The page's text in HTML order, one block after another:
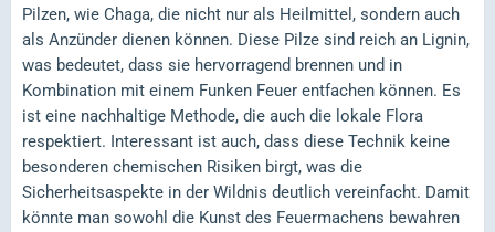
Pilzen, wie Chaga, die nicht nur als Heilmittel, sondern auch
als Anzünder dienen können. Diese Pilze sind reich an Lignin,
was bedeutet, dass sie hervorragend brennen und in
Kombination mit einem Funken Feuer entfachen können. Es
ist eine nachhaltige Methode, die auch die lokale Flora
respektiert. Interessant ist auch, dass diese Technik keine
besonderen chemischen Risiken birgt, was die
Sicherheitsaspekte in der Wildnis deutlich vereinfacht. Damit
könnte man sowohl die Kunst des Feuermachens bewahren